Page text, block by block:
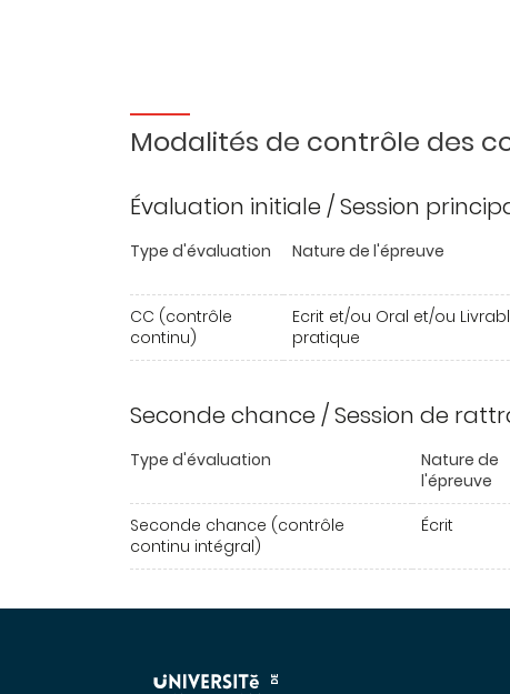
Modalités de contrôle des
Évaluation initiale / Session
Type d'évaluation Nature de l'épreuve
CC (contrôle
continu)
Ecrit et/ou Oral et/ou
pratique
Seconde chance / Session de
Type d'évaluation
Nature de
l'épreuve
Seconde chance (contrôle
continu intégral)
Écrit